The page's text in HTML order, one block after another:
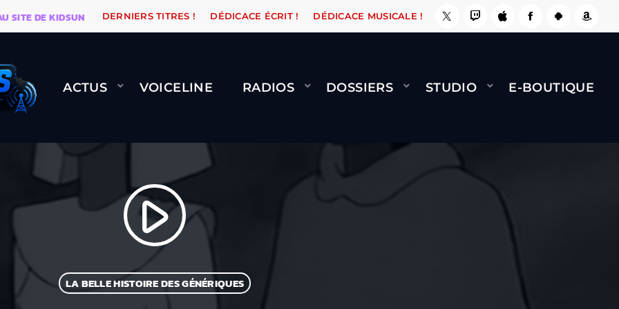
DE KIDSUNE WARÉTRO ORANGE ROAD QUI PASSE, ÇA LE FAIT ! NAMI BERNARD MINET - FLY
DERNIERS TITRES ! DÉDICACE ÉCRIT ! DÉDICACE MUSICALE !
ACTUS VOICELINE RADIOS DOSSIERS STUDIO E-BOUTIQUE
play_arrow
LA BELLE HISTOIRE DES GÉNÉRIQUES